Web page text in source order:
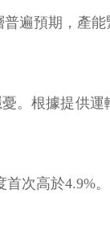
遍預期，產
。根據提供
次高於4.9%。